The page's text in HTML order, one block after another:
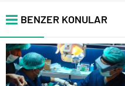
BENZER KONULAR